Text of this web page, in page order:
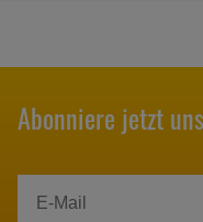
Abonniere jetzt